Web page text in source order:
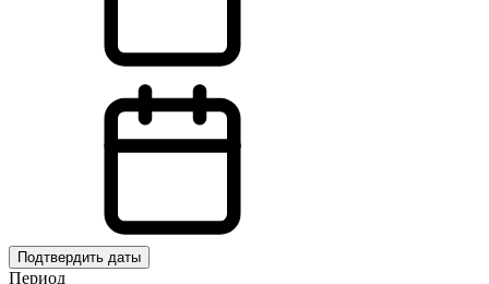
Подтвердить даты
Период